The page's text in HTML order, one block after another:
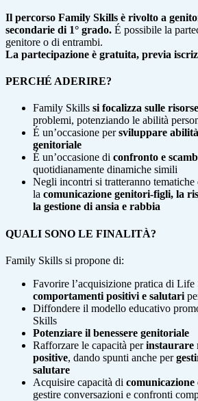
Il percorso Family Skills è rivolto a
secondarie di 1° grado. É possibile la
genitore o di entrambi.
La partecipazione è gratuita, previa
PERCHÉ ADERIRE?
Family Skills si focalizza sulle
problemi, potenziando le abilità
É un’occasione persviluppare
genitoriale
É un’occasione di confronto e
quotidianamente dinamiche simili
Negli incontri si tratteranno
la comunicazione genitori-figli, la
la gestione di ansia e rabbia
QUALI SONO LE FINALITÀ?
Family Skills si propone di:
Favorire l’acquisizione pratica di
comportamenti positivi e salutari
Diffondere il modello educativo
Skills
Potenziare il benessere genitoriale
Rafforzare le capacità perinstaurare
positive, dando spunti anche per
salutare
Acquisire capacità di comunicazione
gestire conversazioni e confronti